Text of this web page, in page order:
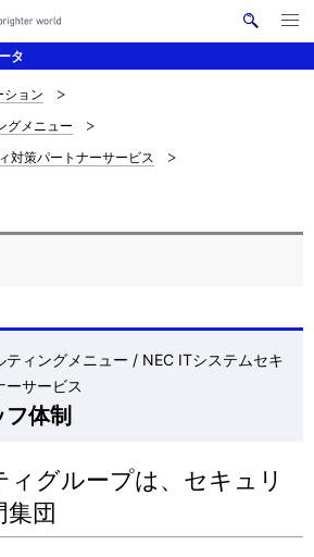
タ
メ
ニ
ション
グメニュー
対策パートナーサービス
体制
ティングメニュー / NEC ITシステムセキ
ーサービス
グループは、セキュリ
集団